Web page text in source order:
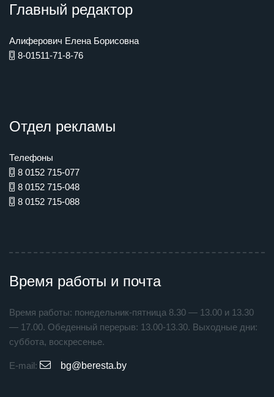
Главный редактор
Алиферович Елена Борисовна
8-01511-71-8-76
Отдел рекламы
Телефоны
8 0152 715-077
8 0152 715-048
8 0152 715-088
Время работы и почта
Время работы: понедельник-пятница 8.30 — 13.00 и 13.30
— 17.00. Обеденный перерыв: 13.00-13.30. Выходные дни:
суббота, воскресенье.
E-mail: bg@beresta.by